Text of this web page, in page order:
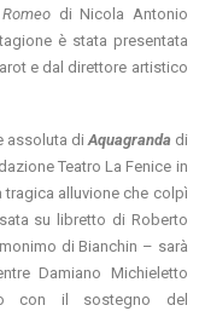
di Nicola Antonio
è stata presentata
e dal direttore artistico
assoluta diAquagranda di
Teatro La Fenice in
alluvione che colpì
su libretto di Roberto
di Bianchin – sarà
Damiano Michieletto
con il sostegno del